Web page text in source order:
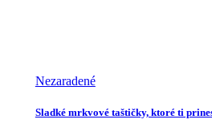
Nezaradené
Sladké mrkvové taštičky, ktoré ti